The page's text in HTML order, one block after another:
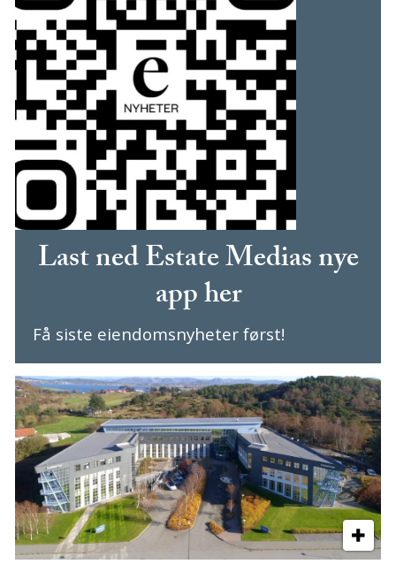
Last ned Estate Medias nye
app her
Få siste eiendomsnyheter først!